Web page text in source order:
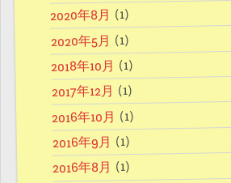
2020年8月 (1)
2020年5月 (1)
2018年10月 (1)
2017年12月 (1)
2016年10月 (1)
2016年9月 (1)
2016年8月 (1)